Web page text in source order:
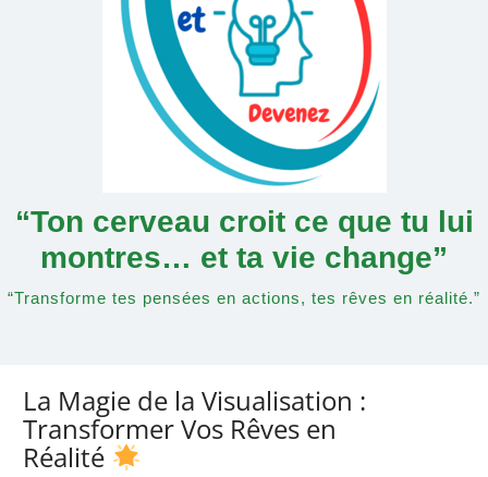
“Ton cerveau croit ce que tu lui
montres… et ta vie change”
“Transforme tes pensées en actions, tes rêves en réalité.”
La Magie de la Visualisation :
Transformer Vos Rêves en
Réalité